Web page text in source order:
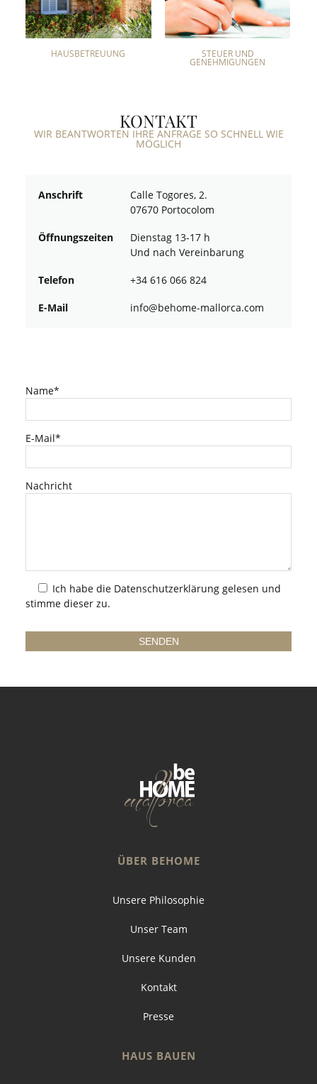
HAUSBETREUUNG STEUER UND
GENEHMIGUNGEN
KONTAKT
WIR BEANTWORTEN IHRE ANFRAGE SO SCHNELL WIE
MÖGLICH
Anschrift
Calle Togores, 2.
07670 Portocolom
Öffnungszeiten
Dienstag 13-17 h
Und nach Vereinbarung
Telefon +34 616 066 824
E-Mail moc.a
croll
am-em
oheb@
ofni
Name*
E-Mail*
Nachricht
Ich habe die Datenschutzerklärung gelesen und
stimme dieser zu.
ÜBER BEHOME
Unsere Philosophie
Unser Team
Unsere Kunden
Kontakt
Presse
HAUS BAUEN